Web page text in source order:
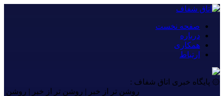
صفحه نخست
درباره
همکاری
ارتباط
۞ پایگاه خبری اتاق شفاف :
روشن تر از خبر | روشن تر از خبر | روشن تر از